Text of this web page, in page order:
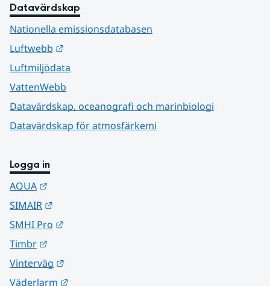
Datavärdskap
Nationella emissionsdatabasen
Luftwebb
Luftmiljödata
VattenWebb
Datavärdskap, oceanografi och marinbiologi
Datavärdskap för atmosfärkemi
Logga in
AQUA
SIMAIR
SMHI Pro
Timbr
Vinterväg
Väderlarm